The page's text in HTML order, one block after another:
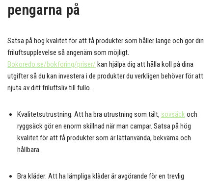
pengarna på
Satsa på hög kvalitet för att få produkter som håller länge och gör din
friluftsupplevelse så angenäm som möjligt.
Bokoredo.se/bokforing/priser/ kan hjälpa dig att hålla koll på dina
utgifter så du kan investera i de produkter du verkligen behöver för att
njuta av ditt friluftsliv till fullo.
Kvalitetsutrustning: Att ha bra utrustning som tält, sovsäck och
ryggsäck gör en enorm skillnad när man campar. Satsa på hög
kvalitet för att få produkter som är lättanvända, bekväma och
hållbara.
Bra kläder: Att ha lämpliga kläder är avgörande för en trevlig